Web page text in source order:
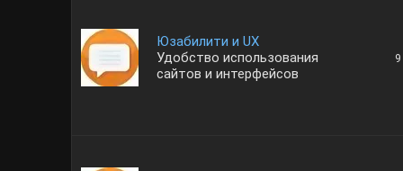
Юзабилити и UX
Удобство использования
сайтов и интерфейсов
9